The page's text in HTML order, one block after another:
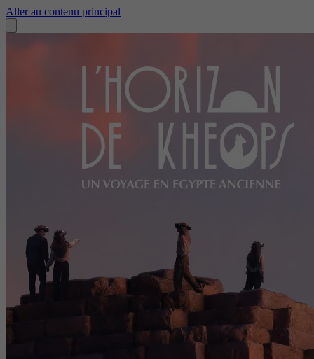
Aller au contenu principal